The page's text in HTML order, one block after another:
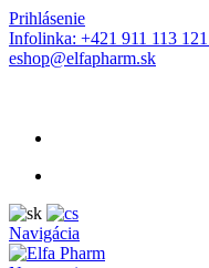
Prihlásenie
Infolinka: +421 911 113
eshop@elfapharm.sk
Navigácia